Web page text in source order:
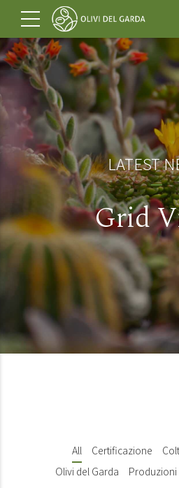
LATEST
Grid
All Certificazione
Olivi del Garda
Produzioni